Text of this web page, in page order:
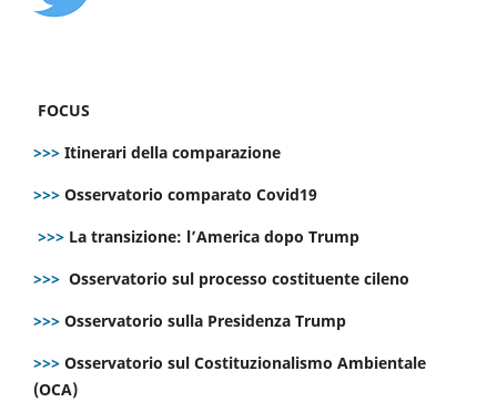
FOCUS
>>> Itinerari della comparazione
>>> Osservatorio comparato Covid19
>>> La transizione: l’America dopo Trump
>>> Osservatorio sul processo costituente cileno
>>> Osservatorio sulla Presidenza Trump
>>> Osservatorio sul Costituzionalismo Ambientale
(OCA)